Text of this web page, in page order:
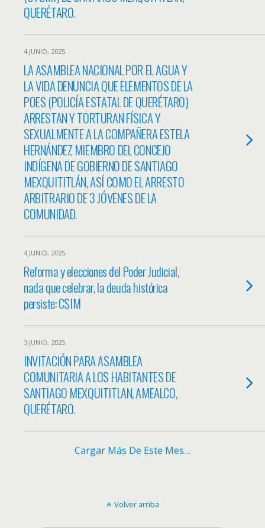
QUERÉTARO.
4 JUNIO, 2025
LA ASAMBLEA NACIONAL POR EL AGUA Y
LA VIDA DENUNCIA QUE ELEMENTOS DE LA
POES (POLICÍA ESTATAL DE QUERÉTARO)
ARRESTAN Y TORTURAN FÍSICA Y
SEXUALMENTE A LA COMPAÑERA ESTELA
HERNÁNDEZ MIEMBRO DEL CONCEJO
INDÍGENA DE GOBIERNO DE SANTIAGO
MEXQUITITLÁN, ASÍ COMO EL ARRESTO
ARBITRARIO DE 3 JÓVENES DE LA
COMUNIDAD.
4 JUNIO, 2025
Reforma y elecciones del Poder Judicial,
nada que celebrar, la deuda histórica
persiste: CSIM
3 JUNIO, 2025
INVITACIÓN PARA ASAMBLEA
COMUNITARIA A LOS HABITANTES DE
SANTIAGO MEXQUITITLAN, AMEALCO,
QUERÉTARO.
Cargar Más De Este Mes…
Volver arriba